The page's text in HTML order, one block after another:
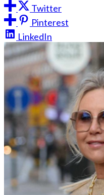
Twitter
Pinterest
LinkedIn